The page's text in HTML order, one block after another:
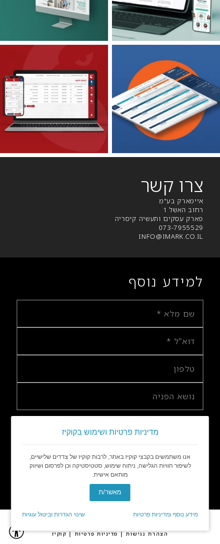
צרו קשר
איימארק בע"מ
רחוב האשל 1
פארק עסקים ותעשיה קיסריה
073-7955529
INFO@IMARK.CO.IL
למידע נוסף
הצהרת נגישות
מדיניות פרטיות קוקיז
מדיניות פרטיות ושימוש בקוקיז
אנו משתמשים בקבצי קוקיז באתר, לרבות קוקיז של צדדים שלישיים,
לשיפור חוויות הגלישה, ניתוח שימוש, סטטיסטיקה וכן לפרסום ושיווק
מותאם אישית.
מאשר/ת
מידע נוסף ומדיניות פרטיות שינוי הגדרות וביטול עוגיות